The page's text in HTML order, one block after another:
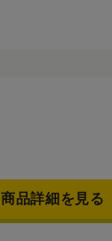
商品詳細を見る